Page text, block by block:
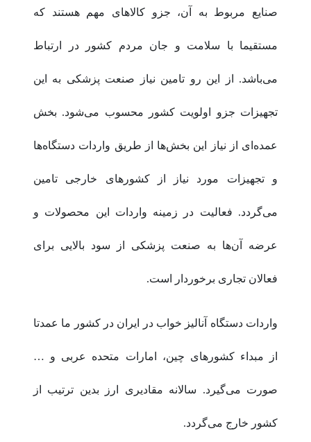
صنایع مربوط به آن، جزو کالاهای مهم هستند که
مستقیما با سلامت و جان مردم کشور در ارتباط
می‌باشد. از این رو تامین نیاز صنعت پزشکی به این
تجهیزات جزو اولویت کشور محسوب می‌شود. بخش
عمده‌ای از نیاز این بخش‌ها از طریق واردات دستگاه‌ها
و تجهیزات مورد نیاز از کشورهای خارجی تامین
می‌گردد. فعالیت در زمینه واردات این محصولات و
عرضه آن‌ها به صنعت پزشکی از سود بالایی برای
فعالان تجاری برخوردار است.
واردات دستگاه آنالیز خواب در ایران در کشور ما عمدتا
از مبداء کشورهای چین، امارات متحده عربی و …
صورت می‌گیرد. سالانه مقادیری ارز بدین ترتیب از
کشور خارج می‌گردد.